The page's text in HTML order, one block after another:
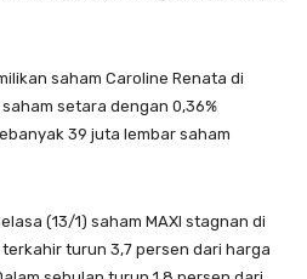
saham Caroline Renata di
setara dengan 0,36%
39 juta lembar saham
(13/1) saham MAXI stagnan di
turun 3,7 persen dari harga